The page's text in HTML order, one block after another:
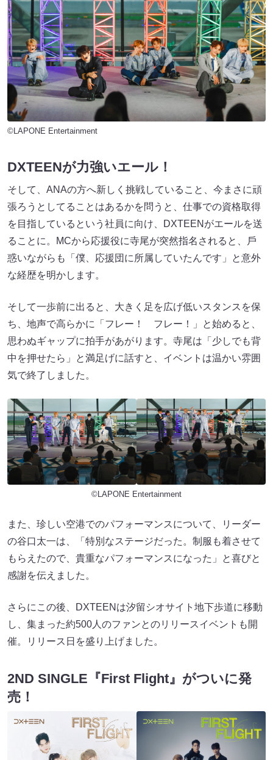
©LAPONE Entertainment
DXTEENが力強いエール！
そして、ANAの⽅へ新しく挑戦していること、今まさに頑
張ろうとしてることはあるかを問うと、仕事での資格取得
を⽬指しているという社員に向け、DXTEENがエールを送
ることに。MCから応援役に寺尾が突然指名されると、⼾
惑いながらも「僕、応援団に所属していたんです」と意外
な経歴を明かします。
そして⼀歩前に出ると、⼤きく⾜を広げ低いスタンスを保
ち、地声で⾼らかに「フレー！ フレー！」と始めると、
思わぬギャップに拍⼿があがります。寺尾は「少しでも背
中を押せたら」と満⾜げに話すと、イベントは温かい雰囲
気で終了しました。
©LAPONE Entertainment
また、珍しい空港でのパフォーマンスについて、リーダー
の⾕⼝太⼀は、「特別なステージだった。制服も着させて
もらえたので、貴重なパフォーマンスになった」と喜びと
感謝を伝えました。
さらにこの後、DXTEENは汐留シオサイト地下歩道に移動
し、集まった約500⼈のファンとのリリースイベントも開
催。リリース⽇を盛り上げました。
2ND SINGLE『First Flight』がついに発
売！